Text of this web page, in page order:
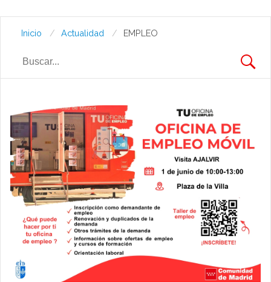
Inicio Actualidad EMPLEO